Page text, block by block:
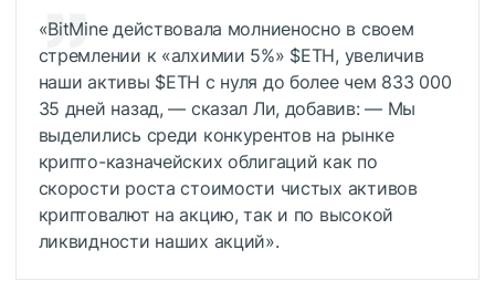
«BitMine действовала молниеносно в своем
стремлении к «алхимии 5%» $ETH, увеличив
наши активы $ETH с нуля до более чем 833 000
35 дней назад, — сказал Ли, добавив: — Мы
выделились среди конкурентов на рынке
крипто-казначейских облигаций как по
скорости роста стоимости чистых активов
криптовалют на акцию, так и по высокой
ликвидности наших акций».